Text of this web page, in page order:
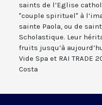
saints de l’Eglise
"couple spirituel" à
sainte Paola, ou de
Scholastique. Leur
fruits jusqu’à
Vide Spa et RAI TRADE
Costa